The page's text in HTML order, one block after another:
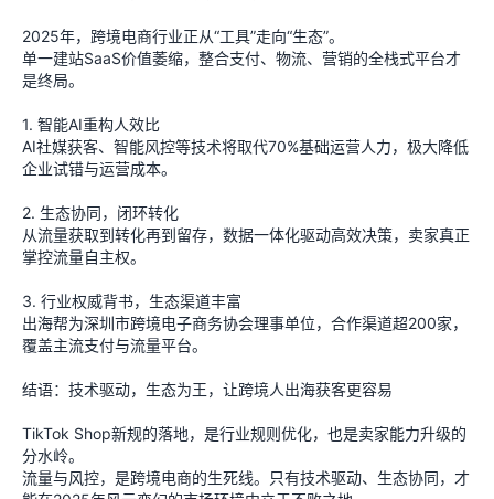
2025年，跨境电商行业正从“工具”走向“生态”。
单一建站SaaS价值萎缩，整合支付、物流、营销的全栈式平台才
是终局。
1. 智能AI重构人效比
AI社媒获客、智能风控等技术将取代70%基础运营人力，极大降低
企业试错与运营成本。
2. 生态协同，闭环转化
从流量获取到转化再到留存，数据一体化驱动高效决策，卖家真正
掌控流量自主权。
3. 行业权威背书，生态渠道丰富
出海帮为深圳市跨境电子商务协会理事单位，合作渠道超200家，
覆盖主流支付与流量平台。
结语：技术驱动，生态为王，让跨境人出海获客更容易
TikTok Shop新规的落地，是行业规则优化，也是卖家能力升级的
分水岭。
流量与风控，是跨境电商的生死线。只有技术驱动、生态协同，才